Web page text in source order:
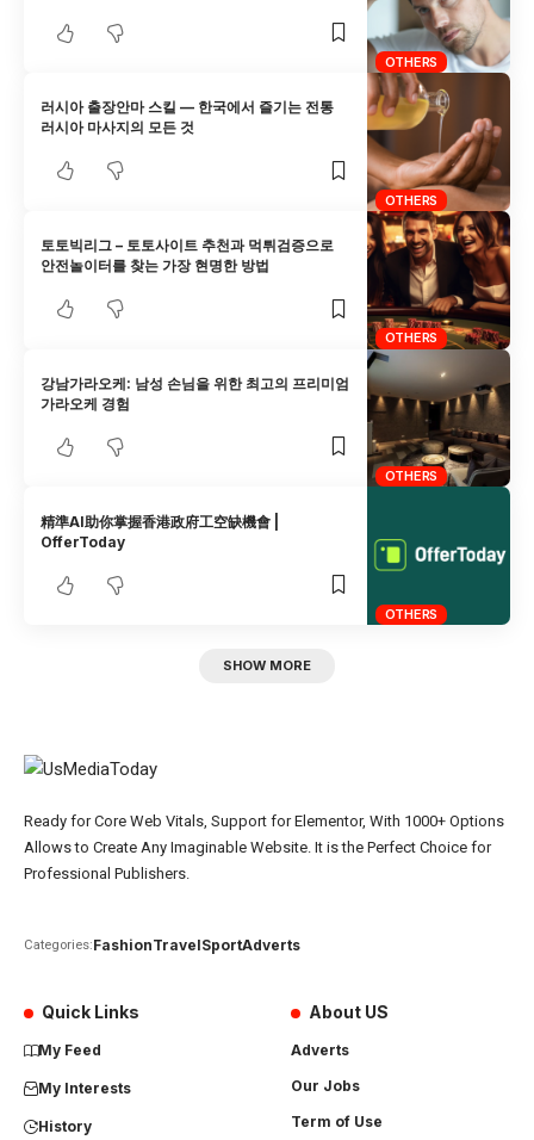
OTHERS
OTHERS
러시아 출장안마 스킬 — 한국에서 즐기는 전통
러시아 마사지의 모든 것
OTHERS
토토빅리그 – 토토사이트 추천과 먹튀검증으로
안전놀이터를 찾는 가장 현명한 방법
OTHERS
강남가라오케: 남성 손님을 위한 최고의 프리미엄
가라오케 경험
OTHERS
精準AI助你掌握香港政府工空缺機會 |
OfferToday
SHOW MORE
Ready for Core Web Vitals, Support for Elementor, With 1000+ Options
Allows to Create Any Imaginable Website. It is the Perfect Choice for
Professional Publishers.
Categories:FashionTravelSportAdverts
Quick Links
My Feed
My Interests
History
About US
Adverts
Our Jobs
Term of Use